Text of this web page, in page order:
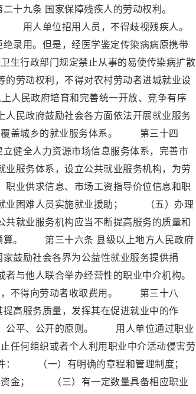
二十九条 国家保障残疾人的劳动权利。
用人单位招用人员，不得歧视残疾人。
录用。但是，经医学鉴定传染病病原携带
生行政部门规定禁止从事的易使传染病扩散
劳动权利，不得对农村劳动者进城就业设
民政府培育和完善统一开放、竞争有序
民政府鼓励社会各方面依法开展就业服务
覆盖城乡的就业服务体系。 第三十四
健全人力资源市场信息服务体系，完善市
服务体系，设立公共就业服务机构，为劳
供求信息、市场工资指导价位信息和职
困难人员实施就业援助； （五）办理
业服务机构应当不断提高服务的质量和
算。 第三十六条 县级以上地方人民政府
励社会各界为公益性就业服务提供捐
他人联合举办经营性的职业中介机构。
，不得向劳动者收取费用。 第三十八
高服务质量，发挥其在促进就业中的作
公平、公开的原则。 用人单位通过职业
任何组织或者个人利用职业中介活动侵害劳
： （一）有明确的章程和管理制度；
资金； （三）有一定数量具备相应职业